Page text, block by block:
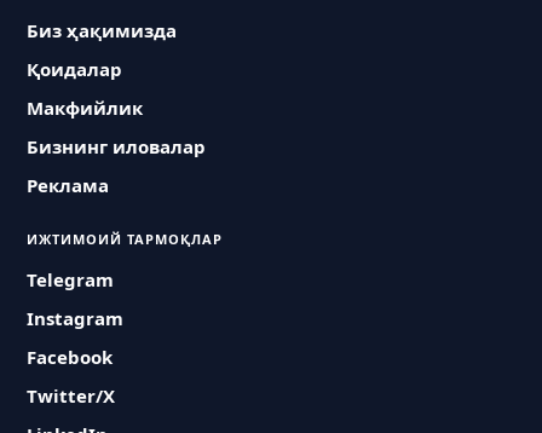
Биз ҳақимизда
Қоидалар
Макфийлик
Бизнинг иловалар
Реклама
ИЖТИМОИЙ ТАРМОҚЛАР
Telegram
Instagram
Facebook
Twitter/X